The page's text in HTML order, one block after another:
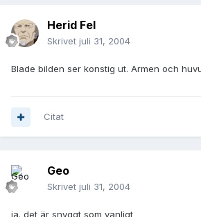
Herid Fel
Skrivet juli 31, 2004
Blade bilden ser konstig ut. Armen och
Citat
Geo
Skrivet juli 31, 2004
ja. det är snyggt som vanligt